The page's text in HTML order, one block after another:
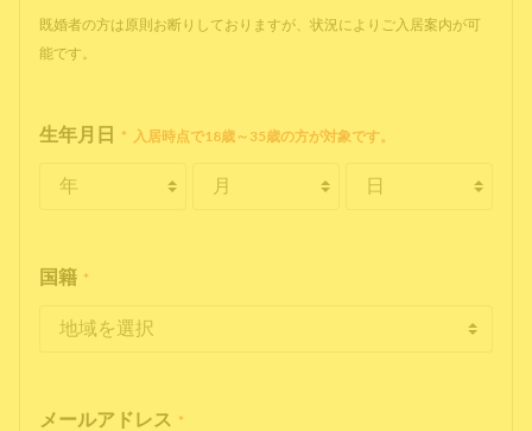
既婚者の方は原則お断りしておりますが、状況によりご入居案内が可
能です。
生年月日 * 入居時点で18歳～35歳の方が対象です。
国籍 *
メールアドレス *